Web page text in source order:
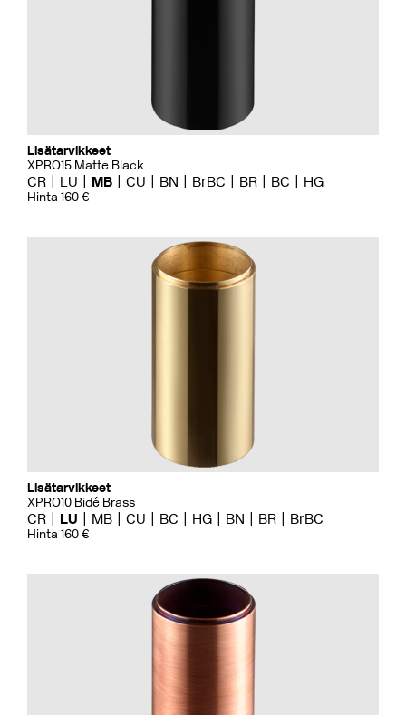
Lisätarvikkeet
XPRO15 Matte Black
CR LU MB CU BN BrBC BR BC HG
Hinta 160 €
Lisätarvikkeet
XPRO10 Bidé Brass
CR LU MB CU BC HG BN BR BrBC
Hinta 160 €